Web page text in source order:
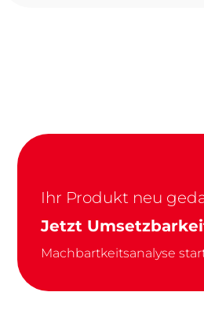
Ihr Produkt neu
Jetzt
Machbartkeitsanalyse